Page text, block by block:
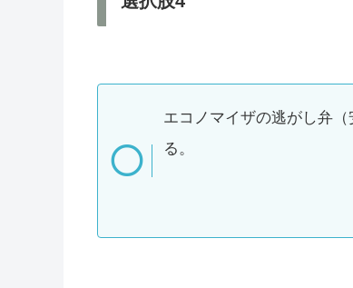
エコノマイザの逃がし弁
る。